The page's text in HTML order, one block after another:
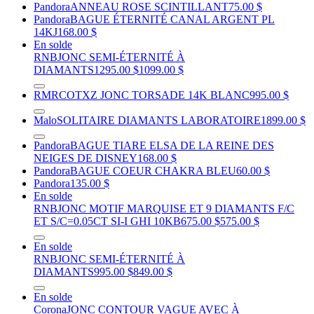
PandoraANNEAU ROSE SCINTILLANT75.00 $
PandoraBAGUE ÉTERNITÉ CANAL ARGENT PL
14KJ168.00 $
En solde
RNBJONC SEMI-ÉTERNITÉ À
DIAMANTS1295.00 $1099.00 $
RMRCOTXZ JONC TORSADE 14K BLANC995.00 $
MaloSOLITAIRE DIAMANTS LABORATOIRE1899.00 $
PandoraBAGUE TIARE ELSA DE LA REINE DES
NEIGES DE DISNEY168.00 $
PandoraBAGUE COEUR CHAKRA BLEU60.00 $
Pandora135.00 $
En solde
RNBJONC MOTIF MARQUISE ET 9 DIAMANTS F/C
ET S/C=0.05CT SI-I GHI 10KB675.00 $575.00 $
En solde
RNBJONC SEMI-ÉTERNITÉ À
DIAMANTS995.00 $849.00 $
En solde
CoronaJONC CONTOUR VAGUE AVEC À